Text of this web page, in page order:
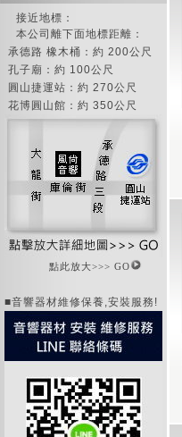
接近地標：
本公司離下面地標距離：
承德路 橡木桶：約 200公尺
孔子廟：約 100公尺
圓山捷運站：約 270公尺
花博圓山館：約 350公尺
點此放大>>> GO
■音響器材維修保養,安裝服務!